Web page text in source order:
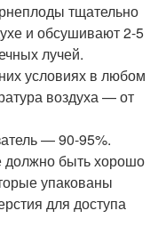
тщательно
и обсушивают 2-5
лучей.
условиях в любом
воздуха — от
— 90-95%.
быть хорошо
упакованы
для доступа